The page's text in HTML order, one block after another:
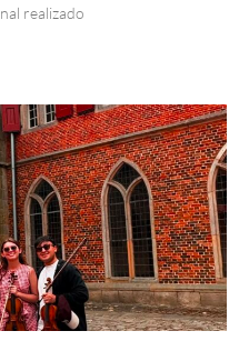
realizado